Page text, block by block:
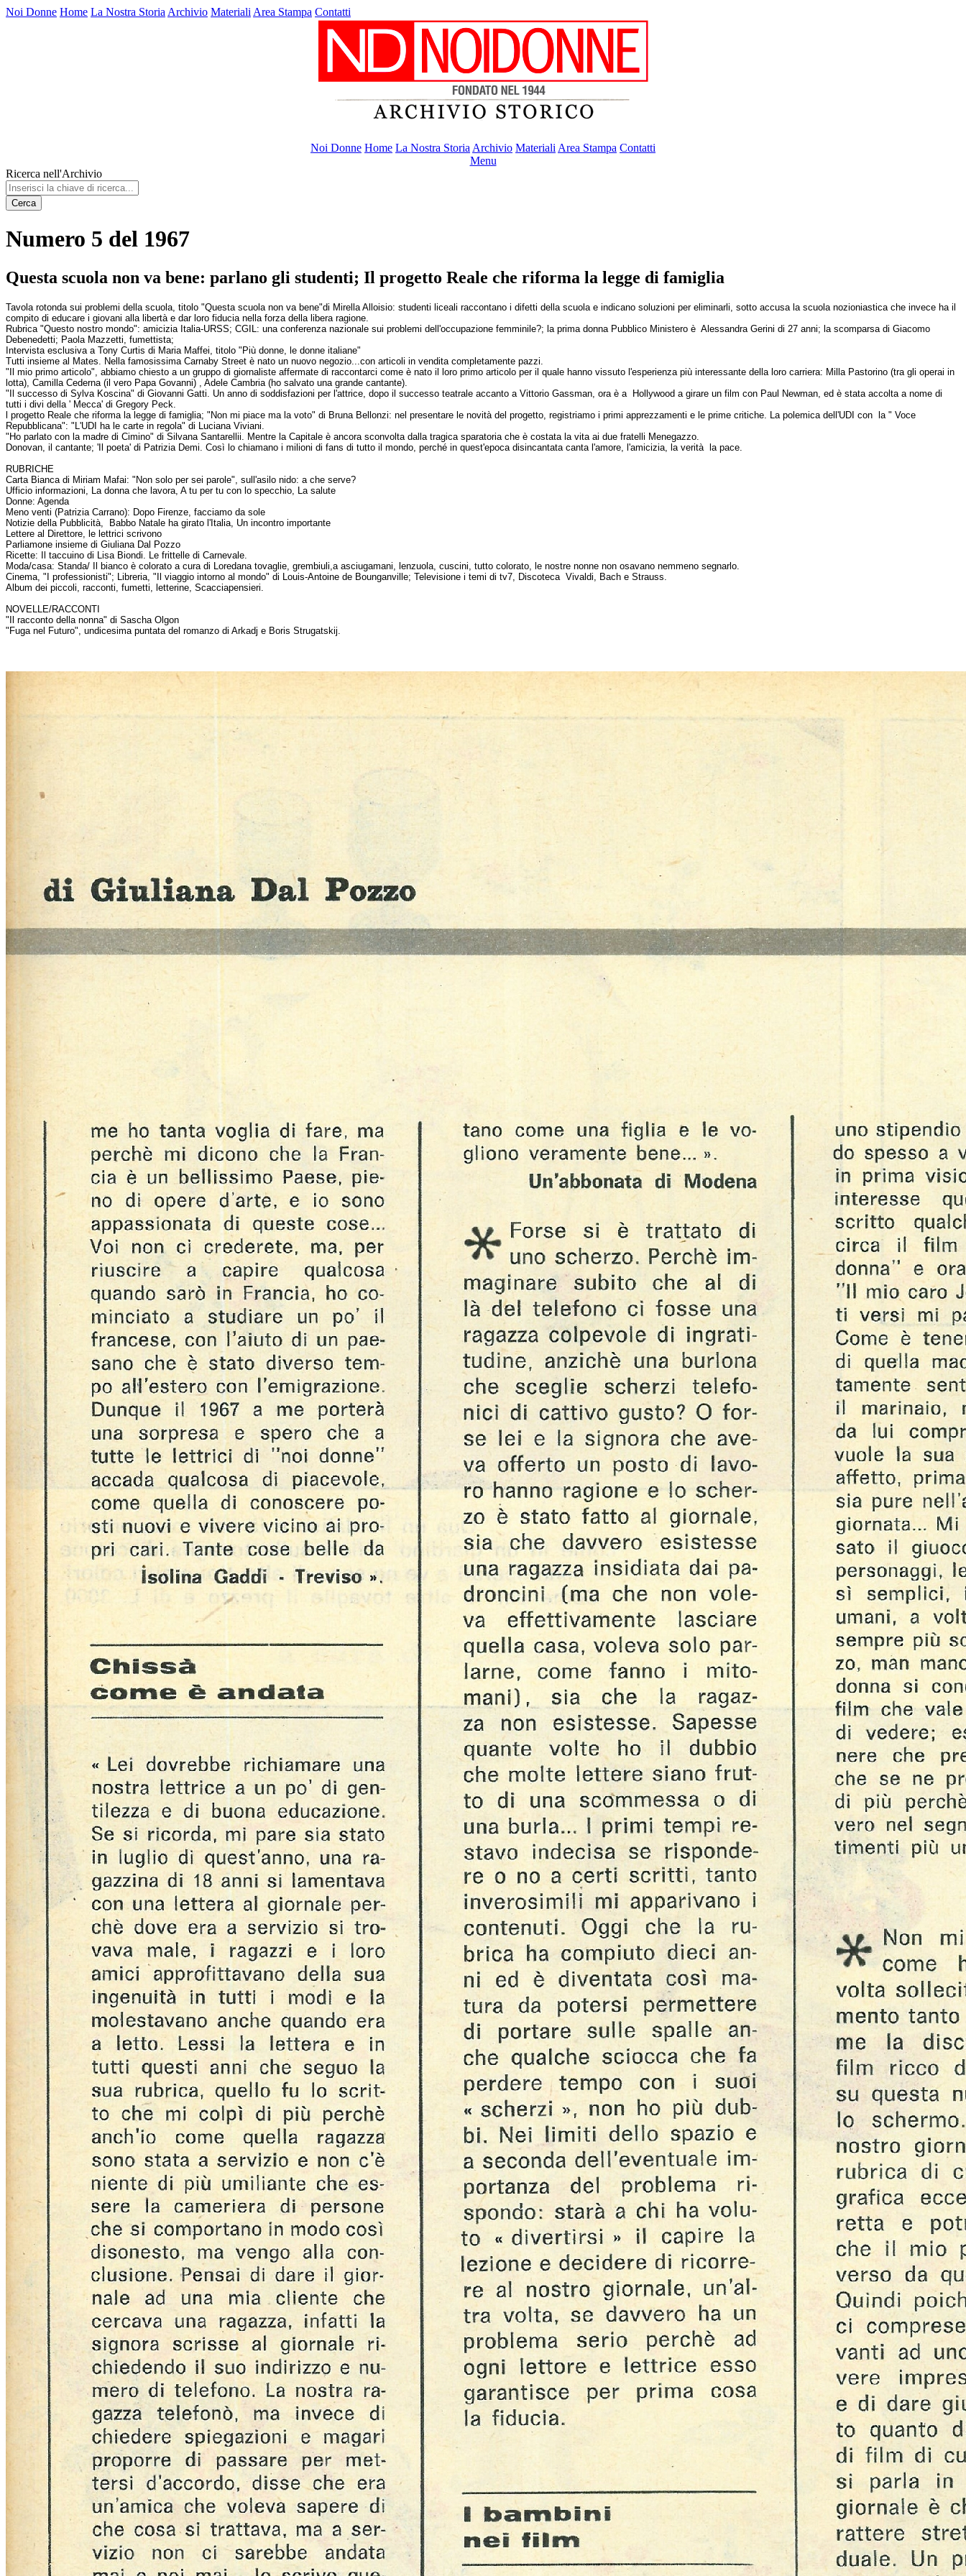
Noi Donne Home La Nostra Storia Archivio Materiali Area Stampa Contatti
Noi Donne Home La Nostra Storia Archivio Materiali Area Stampa Contatti
Menu
Ricerca nell'Archivio
Cerca
Numero 5 del 1967
Questa scuola non va bene: parlano gli studenti; Il progetto Reale che riforma la legge di famiglia
Tavola rotonda sui problemi della scuola, titolo "Questa scuola non va bene"di Mirella Alloisio: studenti liceali raccontano i difetti della scuola e indicano soluzioni per eliminarli, sotto accusa la scuola nozioniastica che invece ha il
compito di educare i giovani alla libertà e dar loro fiducia nella forza della libera ragione.
Rubrica "Questo nostro mondo": amicizia Italia-URSS; CGIL: una conferenza nazionale sui problemi dell'occupazione femminile?; la prima donna Pubblico Ministero è Alessandra Gerini di 27 anni; la scomparsa di Giacomo
Debenedetti; Paola Mazzetti, fumettista;
Intervista esclusiva a Tony Curtis di Maria Maffei, titolo "Più donne, le donne italiane"
Tutti insieme al Mates. Nella famosissima Carnaby Street è nato un nuovo negozio...con articoli in vendita completamente pazzi.
"Il mio primo articolo", abbiamo chiesto a un gruppo di giornaliste affermate di raccontarci come è nato il loro primo articolo per il quale hanno vissuto l'esperienza più interessante della loro carriera: Milla Pastorino (tra gli operai in
lotta), Camilla Cederna (il vero Papa Govanni) , Adele Cambria (ho salvato una grande cantante).
"Il successo di Sylva Koscina" di Giovanni Gatti. Un anno di soddisfazioni per l'attrice, dopo il successo teatrale accanto a Vittorio Gassman, ora è a Hollywood a girare un film con Paul Newman, ed è stata accolta a nome di
tutti i divi della ' Mecca' di Gregory Peck.
l progetto Reale che riforma la legge di famiglia; "Non mi piace ma la voto" di Bruna Bellonzi: nel presentare le novità del progetto, registriamo i primi apprezzamenti e le prime critiche. La polemica dell'UDI con la " Voce
Repubblicana": "L'UDI ha le carte in regola" di Luciana Viviani.
"Ho parlato con la madre di Cimino" di Silvana Santarellii. Mentre la Capitale è ancora sconvolta dalla tragica sparatoria che è costata la vita ai due fratelli Menegazzo.
Donovan, il cantante; 'Il poeta' di Patrizia Demi. Così lo chiamano i milioni di fans di tutto il mondo, perché in quest'epoca disincantata canta l'amore, l'amicizia, la verità la pace.
RUBRICHE
Carta Bianca di Miriam Mafai: "Non solo per sei parole", sull'asilo nido: a che serve?
Ufficio informazioni, La donna che lavora, A tu per tu con lo specchio, La salute
Donne: Agenda
Meno venti (Patrizia Carrano): Dopo Firenze, facciamo da sole
Notizie della Pubblicità, Babbo Natale ha girato l'Italia, Un incontro importante
Lettere al Direttore, le lettrici scrivono
Parliamone insieme di Giuliana Dal Pozzo
Ricette: Il taccuino di Lisa Biondi. Le frittelle di Carnevale.
Moda/casa: Standa/ Il bianco è colorato a cura di Loredana tovaglie, grembiuli,a asciugamani, lenzuola, cuscini, tutto colorato, le nostre nonne non osavano nemmeno segnarlo.
Cinema, "I professionisti"; Libreria, "Il viaggio intorno al mondo" di Louis-Antoine de Bounganville; Televisione i temi di tv7, Discoteca Vivaldi, Bach e Strauss.
Album dei piccoli, racconti, fumetti, letterine, Scacciapensieri.
NOVELLE/RACCONTI
"Il racconto della nonna" di Sascha Olgon
"Fuga nel Futuro", undicesima puntata del romanzo di Arkadj e Boris Strugatskij.